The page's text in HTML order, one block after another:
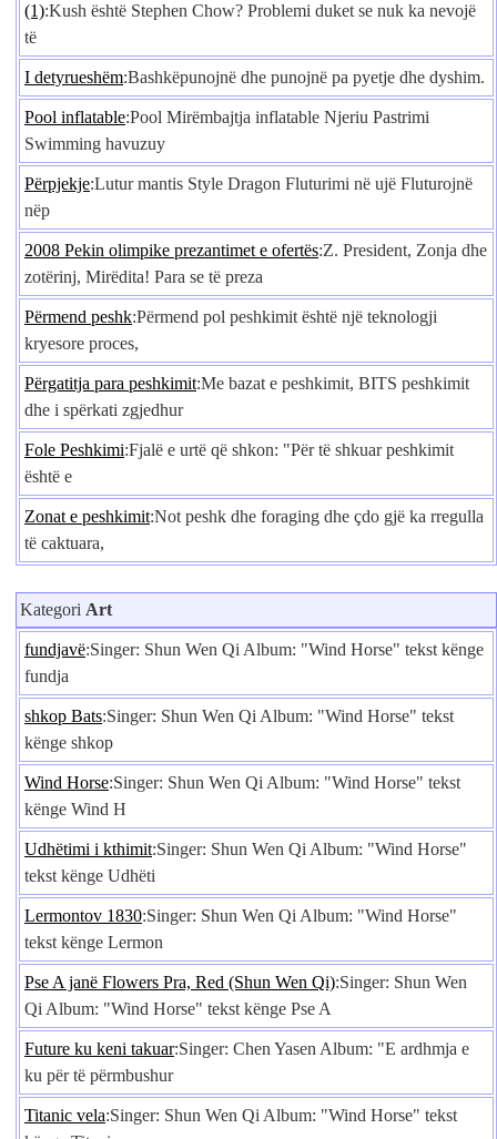
(1):Kush është Stephen Chow? Problemi duket se nuk ka nevojë
të
I detyrueshëm:Bashkëpunojnë dhe punojnë pa pyetje dhe dyshim.
Pool inflatable:Pool Mirëmbajtja inflatable Njeriu Pastrimi
Swimming havuzuy
Përpjekje:Lutur mantis Style Dragon Fluturimi në ujë Fluturojnë
nëp
2008 Pekin olimpike prezantimet e ofertës:Z. President, Zonja dhe
zotërinj, Mirëdita! Para se të preza
Përmend peshk:Përmend pol peshkimit është një teknologji
kryesore proces,
Përgatitja para peshkimit:Me bazat e peshkimit, BITS peshkimit
dhe i spërkati zgjedhur
Fole Peshkimi:Fjalë e urtë që shkon: "Për të shkuar peshkimit
është e
Zonat e peshkimit:Not peshk dhe foraging dhe çdo gjë ka rregulla
të caktuara,
Kategori Art
fundjavë:Singer: Shun Wen Qi Album: "Wind Horse" tekst kënge
fundja
shkop Bats:Singer: Shun Wen Qi Album: "Wind Horse" tekst
kënge shkop
Wind Horse:Singer: Shun Wen Qi Album: "Wind Horse" tekst
kënge Wind H
Udhëtimi i kthimit:Singer: Shun Wen Qi Album: "Wind Horse"
tekst kënge Udhëti
Lermontov 1830:Singer: Shun Wen Qi Album: "Wind Horse"
tekst kënge Lermon
Pse A janë Flowers Pra, Red (Shun Wen Qi):Singer: Shun Wen
Qi Album: "Wind Horse" tekst kënge Pse A
Future ku keni takuar:Singer: Chen Yasen Album: "E ardhmja e
ku për të përmbushur
Titanic vela:Singer: Shun Wen Qi Album: "Wind Horse" tekst